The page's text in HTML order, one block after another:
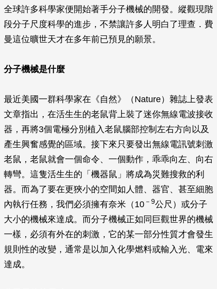
全球許多科學家便開始著手分子機械的開發。縱觀現階
段分子尺度科學的進步，不禁讓許多人明白了理查．費
曼這位曠世天才在多年前已預見的願景。
分子機械是什麼
最近美國一群科學家在《自然》（ Nature）雜誌上發表
文章指出，在活生生的老鼠背上裝了迷你無線電波接收
器，再將3個電極分別植入老鼠腦部控制左右方向以及
產生興奮感覺的區域。接下來只要發出無線電訊號刺激
老鼠，老鼠就會一個命令、一個動作，乖乖向左、向右
轉彎。這隻活生生的「機器鼠」將成為災難搜救的利
器。而為了要在更狹小的空間如人體、器官、甚至細胞
內執行任務，我們必須擁有奈米（10 －9公尺）或分子
大小的機械來達成。而分子機械正如同巨觀世界的機械
一樣，必須有外在的刺激，它的某一部分性質才會發生
規則性的改變，通常是以加入化學燃料或輸入光、電來
達成。